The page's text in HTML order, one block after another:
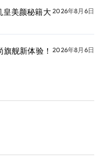
皇美颜秘籍大 2026年8月6日
舰新体验！ 2026年8月6日